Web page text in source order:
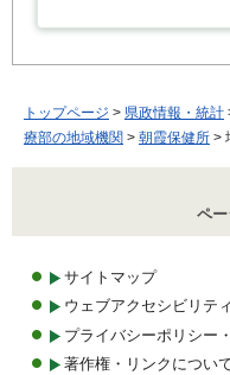
トップページ > 県政情報・統計
療部の地域機関 > 朝霞保健所 >
ペ
サイトマップ
ウェブアクセシビリティ
プライバシーポリシー
著作権・リンクについ